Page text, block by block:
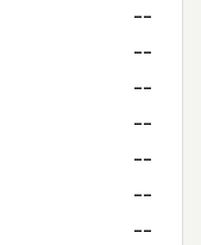
--
--
--
--
--
--
--